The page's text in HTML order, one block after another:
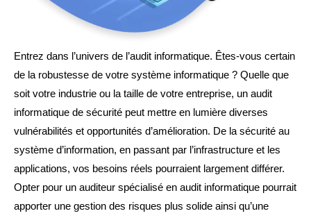
Entrez dans l’univers de l’audit informatique. Êtes-vous certain
de la robustesse de votre système informatique ? Quelle que
soit votre industrie ou la taille de votre entreprise, un audit
informatique de sécurité peut mettre en lumière diverses
vulnérabilités et opportunités d’amélioration. De la sécurité au
système d’information, en passant par l’infrastructure et les
applications, vos besoins réels pourraient largement différer.
Opter pour un auditeur spécialisé en audit informatique pourrait
apporter une gestion des risques plus solide ainsi qu’une